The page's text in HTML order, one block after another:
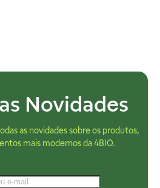
Novidades
as novidades sobre os produtos,
mais modernos da 4BIO.